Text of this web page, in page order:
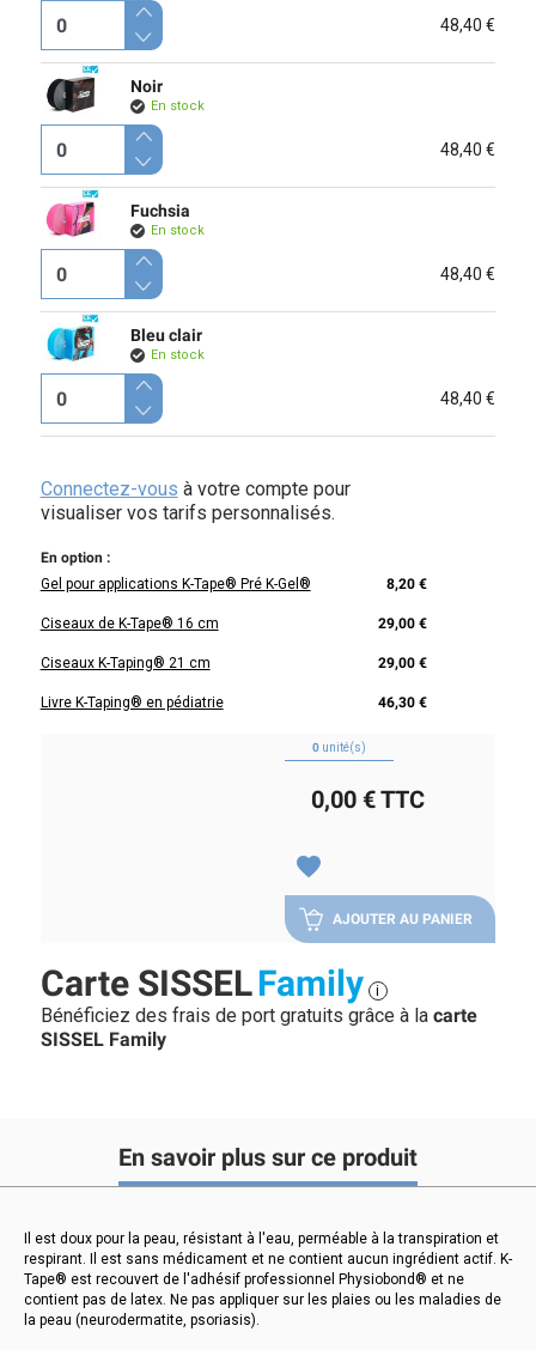
48,40 €
Noir
En stock
48,40 €
Fuchsia
En stock
48,40 €
Bleu clair
En stock
48,40 €
Connectez-vous à votre compte pour
visualiser vos tarifs personnalisés.
En option :
Gel pour applications K-Tape® Pré K-Gel®
8,20 €
Ciseaux de K-Tape® 16 cm 29,00 €
Ciseaux K-Taping® 21 cm 29,00 €
Livre K-Taping® en pédiatrie 46,30 €
0 unité(s)
0,00 €TTC
favorite
AJOUTER AU PANIER
Carte SISSELFamily i
Bénéficiez des frais de port gratuits grâce à la carte
SISSEL Family
En savoir plus sur ce produit
Il est doux pour la peau, résistant à l'eau, perméable à la transpiration et
respirant. Il est sans médicament et ne contient aucun ingrédient actif. K-
Tape® est recouvert de l'adhésif professionnel Physiobond® et ne
contient pas de latex. Ne pas appliquer sur les plaies ou les maladies de
la peau (neurodermatite, psoriasis).